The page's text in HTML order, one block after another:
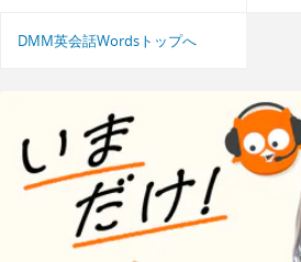
DMM英会話Wordsトップへ